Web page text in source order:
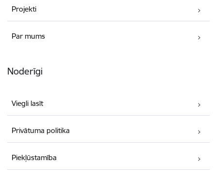
Projekti
Par mums
Noderīgi
Viegli lasīt
Privātuma politika
Piekļūstamība